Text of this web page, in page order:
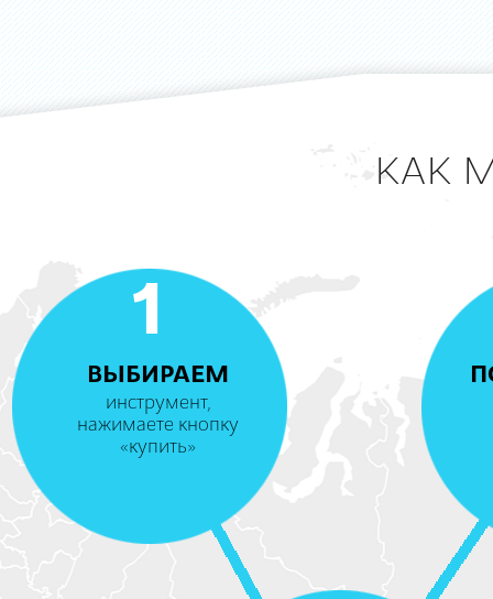
КАК
1
ВЫБИРАЕМ
инструмент,
нажимаете кнопку
«купить»